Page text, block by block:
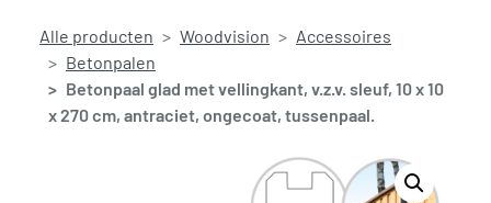
Alle producten Woodvision
Accessoires
Betonpalen
Betonpaal glad met vellingkant, v.z.v. sleuf, 10 x 10
x 270 cm, antraciet, ongecoat, tussenpaal.